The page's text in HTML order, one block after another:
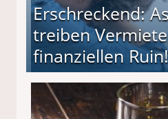
Erschreckend:
treiben
finanziellen Ruin!
(34) in den finanziellen Ruin!